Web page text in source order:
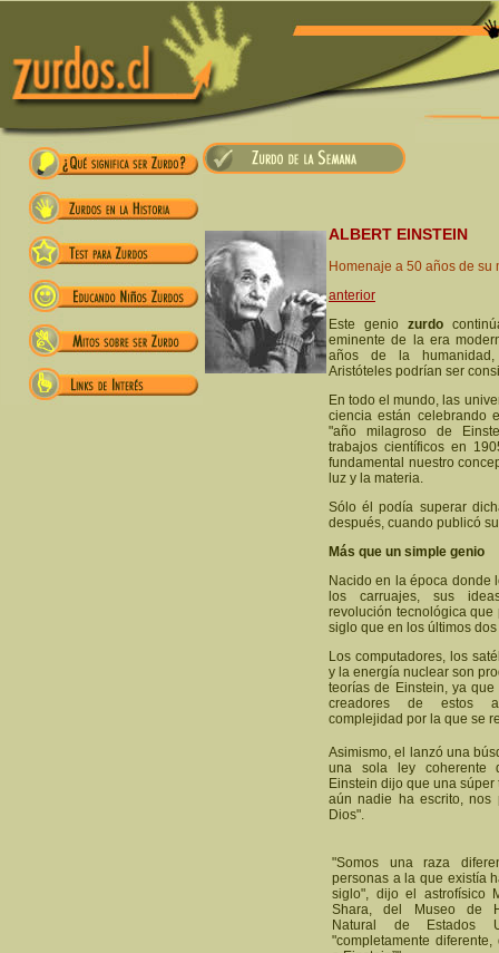
ALBERT EINSTEIN
Homenaje a 50 años de su
anterior
Este genio zurdo
eminente de la era
años de la
Aristóteles podrían ser
En todo el mundo, las
ciencia están celebrando
"año milagroso de
trabajos científicos en
fundamental nuestro
luz y la materia.
Sólo él podía superar
después, cuando publicó
Más que un simple genio
Nacido en la época donde
los carruajes, sus
revolución tecnológica
siglo que en los últimos
Los computadores, los
y la energía nuclear son
teorías de Einstein, ya
creadores de estos
complejidad por la que se
Asimismo, el lanzó una
una sola ley coherente
Einstein dijo que una
aún nadie ha escrito, nos
Dios".
"Somos una raza
personas a la que existía
siglo", dijo el astrofísico
Shara, del Museo de
Natural de Estados
"completamente diferente,